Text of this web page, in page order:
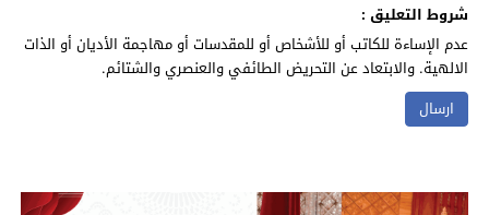
شروط التعليق :
عدم الإساءة للكاتب أو للأشخاص أو للمقدسات أو مهاجمة الأديان أو الذات
الالهية. والابتعاد عن التحريض الطائفي والعنصري والشتائم.